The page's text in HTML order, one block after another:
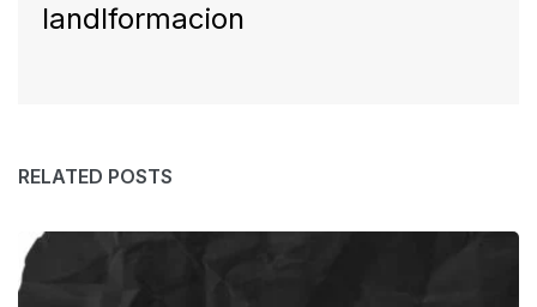
landlformacion
RELATED POSTS